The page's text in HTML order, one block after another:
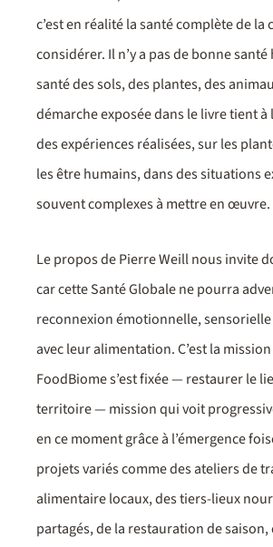
c’est en réalité la santé complète de la
considérer. Il n’y a pas de bonne
santé des sols, des plantes, des
démarche exposée dans le livre tient à
des expériences réalisées, sur les
les être humains, dans des situations
souvent complexes à mettre en œuvre.
Le propos de Pierre Weill nous invite
car cette Santé Globale ne pourra
reconnexion émotionnelle,
avec leur alimentation. C’est la
FoodBiome s’est fixée — restaurer le
territoire — mission qui voit
en ce moment grâce à l’émergence
projets variés comme des ateliers de
alimentaire locaux, des tiers-lieux
partagés, de la restauration de saison,